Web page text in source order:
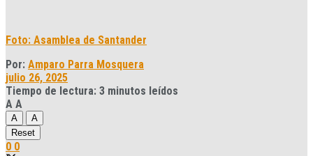
Foto: Asamblea de Santander
Por: Amparo Parra Mosquera
julio 26, 2025
Tiempo de lectura: 3 minutos leídos
A A
A
A
Reset
0 0